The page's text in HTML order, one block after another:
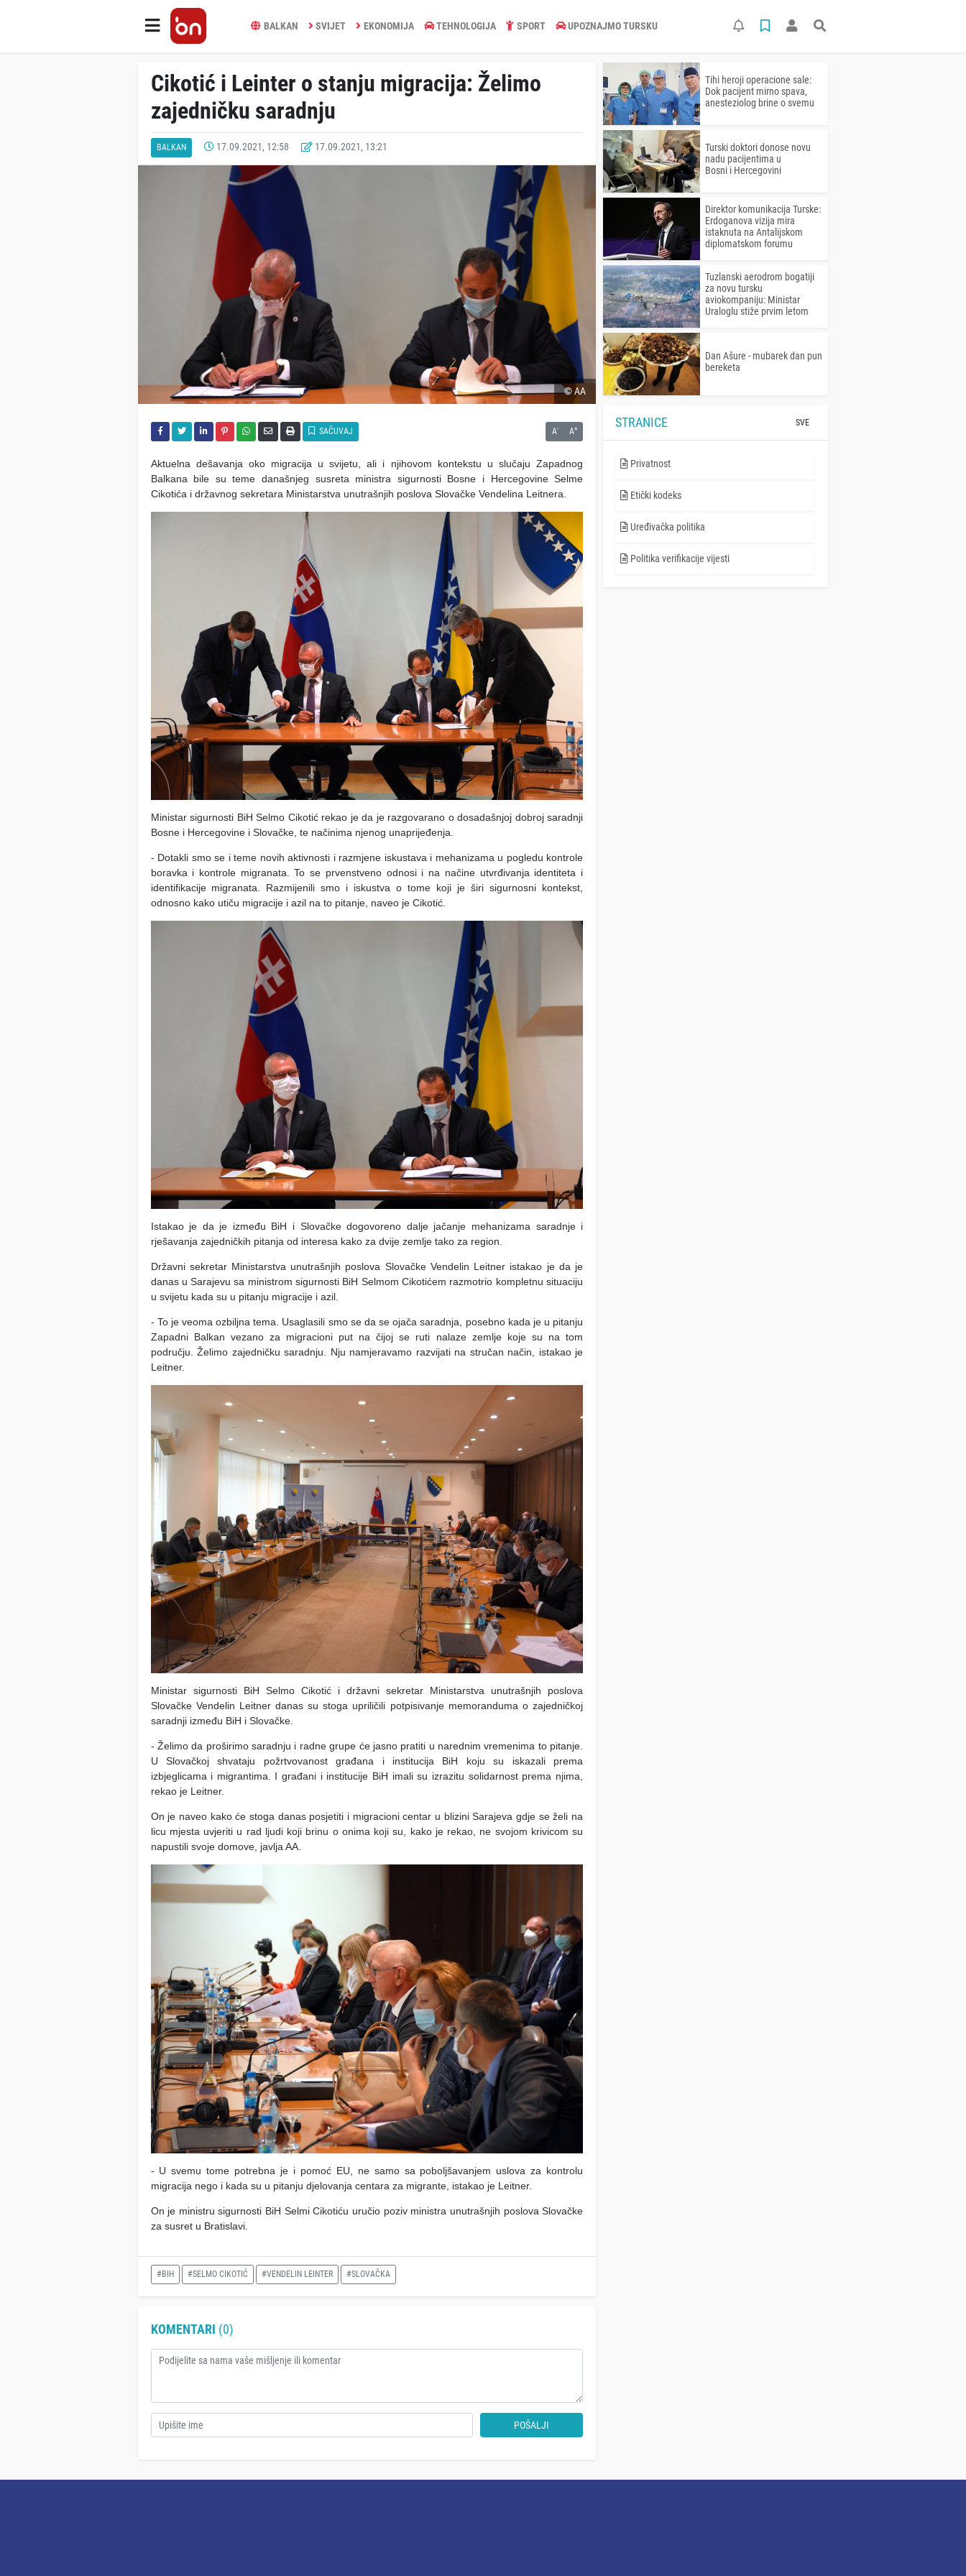
BALKAN SVIJET EKONOMIJA TEHNOLOGIJA SPORT UPOZNAJMO TURSKU
Cikotić i Leinter o stanju migracija: Želimo
zajedničku saradnju
BALKAN 17.09.2021, 12:58 17.09.2021, 13:21
© AA
SAČUVAJ A- A+
Aktuelna dešavanja oko migracija u svijetu, ali i njihovom kontekstu u slučaju Zapadnog
Balkana bile su teme današnjeg susreta ministra sigurnosti Bosne i Hercegovine Selme
Cikotića i državnog sekretara Ministarstva unutrašnjih poslova Slovačke Vendelina Leitnera.
Ministar sigurnosti BiH Selmo Cikotić rekao je da je razgovarano o dosadašnjoj dobroj saradnji
Bosne i Hercegovine i Slovačke, te načinima njenog unaprijeđenja.
- Dotakli smo se i teme novih aktivnosti i razmjene iskustava i mehanizama u pogledu kontrole
boravka i kontrole migranata. To se prvenstveno odnosi i na načine utvrđivanja identiteta i
identifikacije migranata. Razmijenili smo i iskustva o tome koji je širi sigurnosni kontekst,
odnosno kako utiču migracije i azil na to pitanje, naveo je Cikotić.
Istakao je da je između BiH i Slovačke dogovoreno dalje jačanje mehanizama saradnje i
rješavanja zajedničkih pitanja od interesa kako za dvije zemlje tako za region.
Državni sekretar Ministarstva unutrašnjih poslova Slovačke Vendelin Leitner istakao je da je
danas u Sarajevu sa ministrom sigurnosti BiH Selmom Cikotićem razmotrio kompletnu situaciju
u svijetu kada su u pitanju migracije i azil.
- To je veoma ozbiljna tema. Usaglasili smo se da se ojača saradnja, posebno kada je u pitanju
Zapadni Balkan vezano za migracioni put na čijoj se ruti nalaze zemlje koje su na tom
području. Želimo zajedničku saradnju. Nju namjeravamo razvijati na stručan način, istakao je
Leitner.
Ministar sigurnosti BiH Selmo Cikotić i državni sekretar Ministarstva unutrašnjih poslova
Slovačke Vendelin Leitner danas su stoga upriličili potpisivanje memoranduma o zajedničkoj
saradnji između BiH i Slovačke.
- Želimo da proširimo saradnju i radne grupe će jasno pratiti u narednim vremenima to pitanje.
U Slovačkoj shvataju požrtvovanost građana i institucija BiH koju su iskazali prema
izbjeglicama i migrantima. I građani i institucije BiH imali su izrazitu solidarnost prema njima,
rekao je Leitner.
On je naveo kako će stoga danas posjetiti i migracioni centar u blizini Sarajeva gdje se želi na
licu mjesta uvjeriti u rad ljudi koji brinu o onima koji su, kako je rekao, ne svojom krivicom su
napustili svoje domove, javlja AA.
- U svemu tome potrebna je i pomoć EU, ne samo sa poboljšavanjem uslova za kontrolu
migracija nego i kada su u pitanju djelovanja centara za migrante, istakao je Leitner.
On je ministru sigurnosti BiH Selmi Cikotiću uručio poziv ministra unutrašnjih poslova Slovačke
za susret u Bratislavi.
#BIH #SELMO CIKOTIĆ #VENDELIN LEINTER #SLOVAČKA
KOMENTARI (0)
POŠALJI
Tihi heroji operacione sale:
Dok pacijent mirno spava,
anesteziolog brine o svemu
Turski doktori donose novu
nadu pacijentima u
Bosni i Hercegovini
Direktor komunikacija Turske:
Erdoganova vizija mira
istaknuta na Antalijskom
diplomatskom forumu
Tuzlanski aerodrom bogatiji
za novu tursku
aviokompaniju: Ministar
Uraloglu stiže prvim letom
Dan Ašure - mubarek dan pun
bereketa
STRANICE SVE
Privatnost
Etički kodeks
Uređivačka politika
Politika verifikacije vijesti